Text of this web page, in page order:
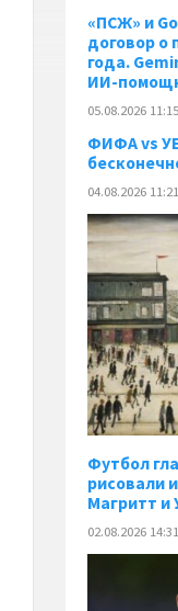
«ПСЖ» и
договор о
года.
ИИ-
05.08.2026 11:15
ФИФА vs
04.08.2026 11:21
Футбол
рисовали
Магритт и
02.08.2026 14:31